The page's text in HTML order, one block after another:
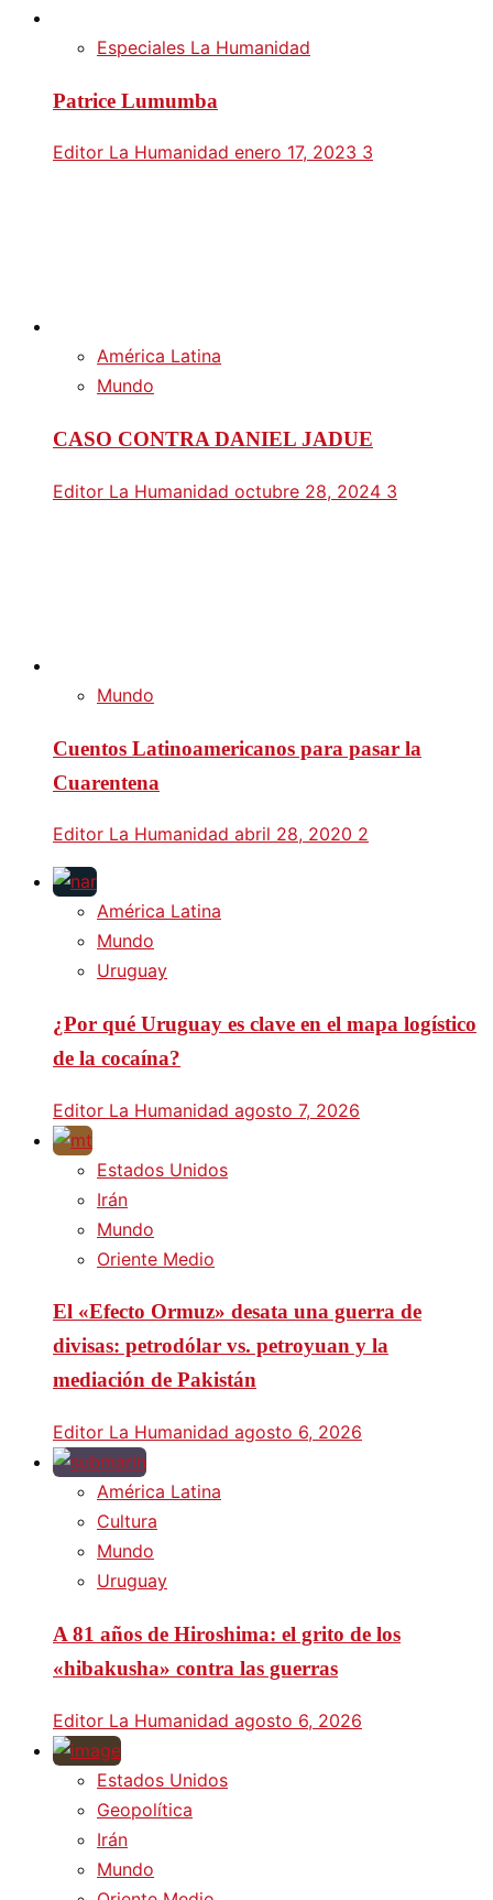
Especiales La Humanidad
Patrice Lumumba
Editor La Humanidad enero 17, 2023 3
América Latina
Mundo
CASO CONTRA DANIEL JADUE
Editor La Humanidad octubre 28, 2024 3
Mundo
Cuentos Latinoamericanos para pasar la
Cuarentena
Editor La Humanidad abril 28, 2020 2
América Latina
Mundo
Uruguay
¿Por qué Uruguay es clave en el mapa logístico
de la cocaína?
Editor La Humanidad agosto 7, 2026
Estados Unidos
Irán
Mundo
Oriente Medio
El «Efecto Ormuz» desata una guerra de
divisas: petrodólar vs. petroyuan y la
mediación de Pakistán
Editor La Humanidad agosto 6, 2026
América Latina
Cultura
Mundo
Uruguay
A 81 años de Hiroshima: el grito de los
«hibakusha» contra las guerras
Editor La Humanidad agosto 6, 2026
Estados Unidos
Geopolítica
Irán
Mundo